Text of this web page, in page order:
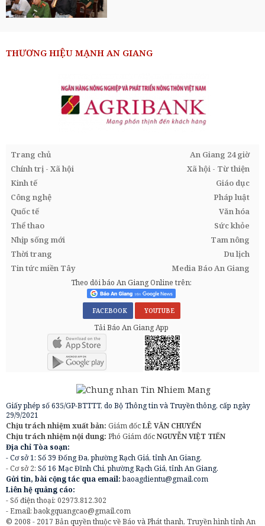
THƯƠNG HIỆU MẠNH AN GIANG
Trang chủ
An Giang 24 giờ
Chính trị - Xã hội
Xã hội - Từ thiện
Kinh tế
Giáo dục
Công nghệ
Pháp luật
Quốc tế
Văn hóa
Thể thao
Sức khỏe
Nhịp sống mới
Tam nông
Thời trang
Du lịch
Tin tức miền Tây
Media Báo An Giang
Theo dõi báo An Giang Online trên:
FACEBOOK YOUTUBE
Tải Báo An Giang App
Giấy phép số 635/GP-BTTTT, do Bộ Thông tin và Truyền thông, cấp ngày
29/9/2021
Chịu trách nhiệm xuất bản: Giám đốcLÊ VĂN CHUYỂN
Chịu trách nhiệm nội dung: Phó Giám đốcNGUYỄN VIỆT TIẾN
Địa chỉ Tòa soạn:
- Cơ sở 1: Số 39 Đống Đa, phường Rạch Giá, tỉnh An Giang.
- Cơ sở 2: Số 16 Mạc Đĩnh Chi, phường Rạch Giá, tỉnh An Giang.
Gửi tin, bài cộng tác qua email:baoagdientu@gmail.com
Liên hệ quảng cáo:
- Số điện thoại: 02973.812.302
- Email:baokgquangcao@gmail.com
© 2008 - 2017 Bản quyền thuộc về Báo và Phát thanh, Truyền hình tỉnh An